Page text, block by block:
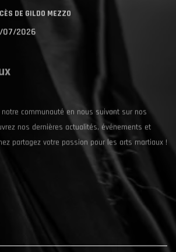
DE GILDO MEZZO
07/2026
communauté en nous suivant sur nos
nos dernières actualités, événements et
partagez votre passion pour les arts martiaux !